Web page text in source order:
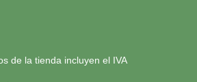
de la tienda incluyen el IVA